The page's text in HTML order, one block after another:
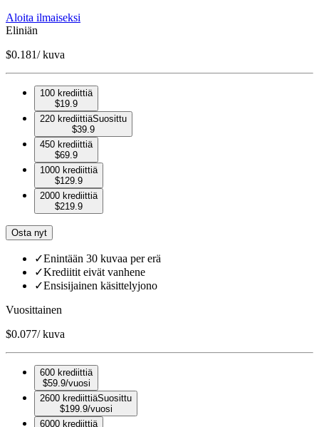
Aloita ilmaiseksi
Eliniän
$0.181/ kuva
100 krediittiä
$19.9
220 krediittiäSuosittu
$39.9
450 krediittiä
$69.9
1000 krediittiä
$129.9
2000 krediittiä
$219.9
Osta nyt
✓Enintään 30 kuvaa per erä
✓Krediitit eivät vanhene
✓Ensisijainen käsittelyjono
Vuosittainen
$0.077/ kuva
600 krediittiä
$59.9/vuosi
2600 krediittiäSuosittu
$199.9/vuosi
6000 krediittiä